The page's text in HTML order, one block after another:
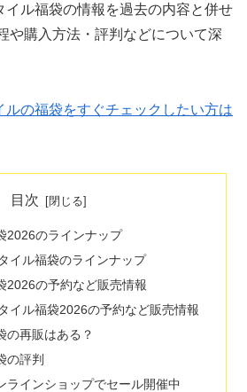
イル福袋の情報を過去の内容と併せ
や購入方法・評判などについて深
ルの福袋をすぐチェックしたい方は
目次
2026のラインナップ
イル福袋のラインナップ
2026の予約など販売情報
イル福袋2026の予約など販売情報
の再販はある？
の評判
ラインショップでセール開催中